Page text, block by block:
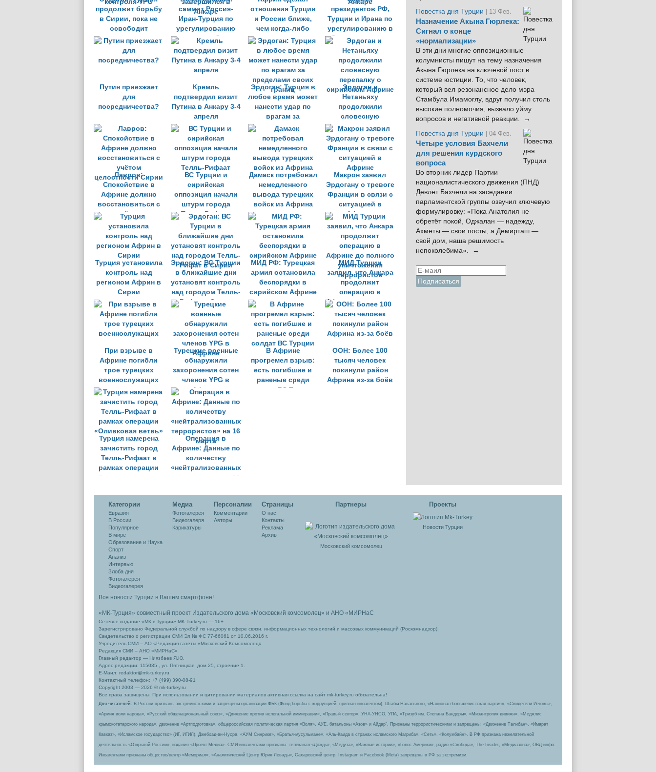
продолжит борьбу
в Сирии, пока не
освободит
территории из-под
контроля YPG
саммит Россия-
Иран-Турция по
урегулированию
ситуации в Сирии
завершился в
Анкаре
отношения Турции
и России ближе,
чем когда-либо
президентов РФ,
Турции и Ирана по
урегулированию в
Сирии начался в
Анкаре
Путин приезжает
для
посредничества?
Кремль
подтвердил визит
Путина в Анкару 3-4
апреля
Эрдоган: Турция в
любое время может
нанести удар по
врагам за
пределами своих
границ
Эрдоган и
Нетаньяху
продолжили
словесную
перепалку о
сирийском Африне
Лавров:
Спокойствие в
Африне должно
восстановиться с
учётом
целостности Сирии
ВС Турции и
сирийская
оппозиция начали
штурм города
Телль-Рифаат
Дамаск потребовал
немедленного
вывода турецких
войск из Африна
Макрон заявил
Эрдогану о тревоге
Франции в связи с
ситуацией в
Африне
Турция установила
контроль над
регионом Африн в
Сирии
Эрдоган: ВС Турции
в ближайшие дни
установят контроль
над городом Телль-
Рифат в Сирии
МИД РФ: Турецкая
армия остановила
беспорядки в
сирийском Африне
МИД Турции
заявил, что Анкара
продолжит
операцию в
Африне до полного
уничтожения
террористов
При взрыве в
Африне погибли
трое турецких
военнослужащих
Турецкие военные
обнаружили
захоронения сотен
членов YPG в
Африне
В Африне
прогремел взрыв:
есть погибшие и
раненые среди
солдат ВС Турции
ООН: Более 100
тысяч человек
покинули район
Африна из-за боёв
Турция намерена
зачистить город
Телль-Рифаат в
рамках операции
«Оливковая ветвь»
Операция в
Африне: Данные по
количеству
«нейтрализованных
террористов» на 16
Повестка дня Турции
| 13 Фев.
Назначение Акына Гюрлека:
Сигнал о конце
«нормализации»
В эти дни многие оппозиционные
колумнисты пишут на тему назначения
Акына Гюрлека на ключевой пост в
системе юстиции. То, что человек,
который вел резонансное дело мэра
Стамбула Имамоглу, вдруг получил столь
высокие полномочия, вызвало уйму
вопросов и негативной реакции. →
Повестка дня Турции
| 04 Фев.
Четыре условия Бахчели
для решения курдского
вопроса
Во вторник лидер Партии
националистического движения (ПНД)
Девлет Бахчели на заседании
парламентской группы озвучил ключевую
формулировку: «Пока Анатолия не
обретёт покой, Оджалан — надежду,
Ахметы — свои посты, а Демирташ —
свой дом, наша решимость
непоколебима». →
Категории
Евразия
В России
Популярное
В мире
Образование и Наука
Спорт
Анализ
Интервью
Злоба дня
Фотогалерея
Видеогалерея
Медиа
Фотогалерея
Видеогалеря
Карикатуры
Персоналии
Комментарии
Авторы
Cтраницы
О нас
Контакты
Реклама
Архив
Партнеры
Московский комсомолец
Проекты
Новости Турции
Все новости Турции в Вашем смартфоне!
«МК-Турция» совместный проект Издательского дома «Московский комсомолец» и АНО «МИРНаС
Сетевое издание «МК в Турции» MK-Turkey.ru — 16+
Зарегистрировано Федеральной службой по надзору в сфере связи, информационных технологий и массовых коммуникаций (Роскомнадзор).
Свидетельство о регистрации СМИ Эл № ФС 77-66061 от 10.06.2016 г.
Учредитель СМИ – АО «Редакция газеты «Московский Комсомолец»
Редакция СМИ – АНО «МИРНаС»
Главный редактор — Ниязбаев Я.Ю.
Адрес редакции: 115035 , ул. Пятницкая, дом 25, строение 1.
Е-Маил: redaktor@mk-turkey.ru
Контактный телефон: +7 (499) 390-08-91
Copyright 2003 — 2026 © mk-turkey.ru
Все права защищены. При использовании и цитировании материалов активная ссылка на сайт mk-turkey.ru обязательна!
Для читателей : В России признаны экстремистскими и запрещены организации ФБК (Фонд борьбы с коррупцией, признан иноагентом), Штабы Навального, «Национал-большевистская партия», «Свидетели Иеговы»,
«Армия воли народа», «Русский общенациональный союз», «Движение против нелегальной иммиграции», «Правый сектор», УНА-УНСО, УПА, «Тризуб им. Степана Бандеры», «Мизантропик дивижн», «Меджлис
крымскотатарского народа», движение «Артподготовка», общероссийская политическая партия «Воля», АУЕ, батальоны «Азов» и Айдар″. Признаны террористическими и запрещены: «Движение Талибан», «Имарат
Кавказ», «Исламское государство» (ИГ, ИГИЛ), Джебхад-ан-Нусра, «АУМ Синрике», «Братья-мусульмане», «Аль-Каида в странах исламского Магриба», «Сеть», «Колумбайн». В РФ признана нежелательной
деятельность «Открытой России», издания «Проект Медиа». СМИ-иноагентами признаны: телеканал «Дождь», «Медуза», «Важные истории», «Голос Америки», радио «Свобода», The Insider, «Медиазона», ОВД-инфо.
Иноагентами признаны общество/центр «Мемориал», «Аналитический Центр Юрия Левады», Сахаровский центр. Instagram и Facebook (Metа) запрещены в РФ за экстремизм.